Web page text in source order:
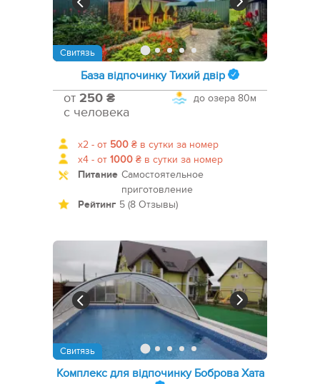
Свитязь
База відпочинку Тихий двір
до озера 80м
от 250 ₴
с человека
x2 - от 500 ₴ в сутки за номер
x4 - от 1000 ₴ в сутки за номер
Питание Самостоятельное
приготовление
Рейтинг 5 (8 Отзывы)
Свитязь
Комплекс для відпочинку Боброва Хата